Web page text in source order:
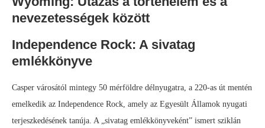
nevezetességek között
Independence Rock: A sivatag
emlékkönyve
Casper városától mintegy 50 mérföldre délnyugatra, a 220-as út mentén
emelkedik az Independence Rock, amely az Egyesült Államok nyugati
terjeszkedésének tanúja. A „sivatag emlékkönyveként” ismert sziklán